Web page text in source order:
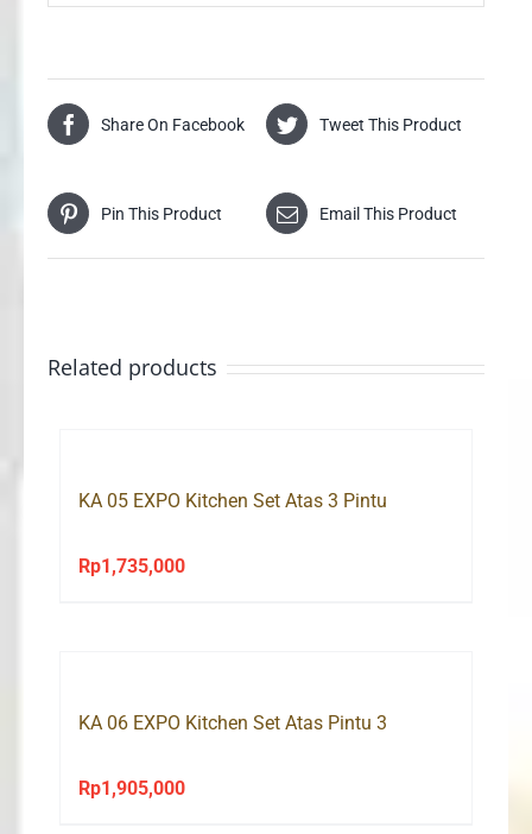
Share On Facebook Tweet This Product
Pin This Product Email This Product
Related products
KA 05 EXPO Kitchen Set Atas 3 Pintu
Rp1,735,000
KA 06 EXPO Kitchen Set Atas Pintu 3
Rp1,905,000